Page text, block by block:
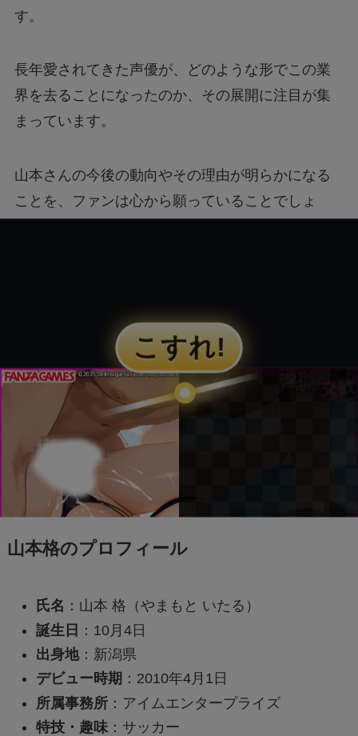
す。
長年愛されてきた声優が、どのような形でこの業
界を去ることになったのか、その展開に注目が集
まっています。
山本さんの今後の動向やその理由が明らかになる
ことを、ファンは心から願っていることでしょ
山本格のプロフィール
氏名 ：山本 格（やまもと いたる）
誕生日 ：10月4日
出身地：新潟県
デビュー時期 ：2010年4月1日
所属事務所：アイムエンタープライズ
特技・趣味：サッカー